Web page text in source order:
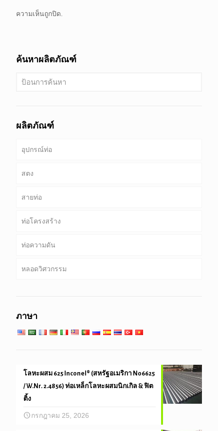
ความเห็นถูกปิด.
ค้นหาผลิตภัณฑ์
ผลิตภัณฑ์
อุปกรณ์ท่อ
สตง
ท่อ & เคส
เจาะท่อ
เจาะท่อน้ำหนักหนัก & เจาะคอ
สายท่อ
ท่อที่พบบ่อย
บริการพิเศษและการเคลือบ & ท่อเรียงราย
ท่อโครงสร้าง
กลม, สแควร์ & ท่อสี่เหลี่ยม
ท่อชุบสังกะสี
ท่อความดัน
หม้อไอน้ำ, แลกเปลี่ยนความร้อน, คอนเดนเซอร์ & หลอด
หลอดวิศวกรรม
วิศวกรรมและความแม่นยำหลอด
ภาษา
โลหะผสม 625 Inconel® (สหรัฐอเมริกา N06625
/ W.Nr. 2.4856) ท่อเหล็กโลหะผสมนิกเกิล & ฟิต
ติ้ง
กรกฎาคม 25, 2026